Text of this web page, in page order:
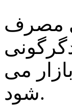
مصرف
می
شود.